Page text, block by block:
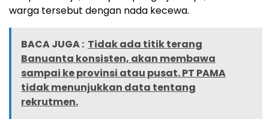
warga tersebut dengan nada kecewa.
BACA JUGA : Tidak ada titik terang
Banuanta konsisten, akan membawa
sampai ke provinsi atau pusat. PT PAMA
tidak menunjukkan data tentang
rekrutmen.